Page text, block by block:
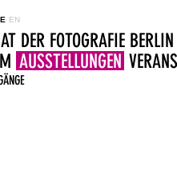
EN
DER FOTOGRAFIE BERLIN
AUSSTELLUNGEN